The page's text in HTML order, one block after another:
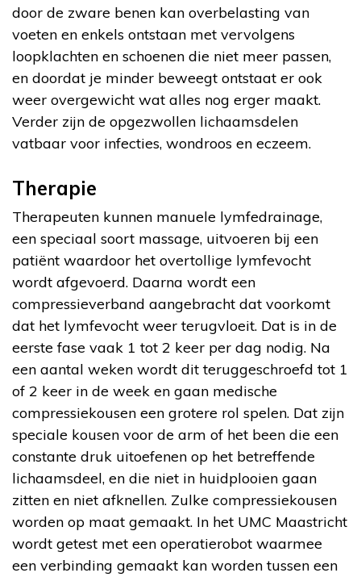
door de zware benen kan overbelasting van
voeten en enkels ontstaan met vervolgens
loopklachten en schoenen die niet meer passen,
en doordat je minder beweegt ontstaat er ook
weer overgewicht wat alles nog erger maakt.
Verder zijn de opgezwollen lichaamsdelen
vatbaar voor infecties, wondroos en eczeem.
Therapie
Therapeuten kunnen manuele lymfedrainage,
een speciaal soort massage, uitvoeren bij een
patiënt waardoor het overtollige lymfevocht
wordt afgevoerd. Daarna wordt een
compressieverband aangebracht dat voorkomt
dat het lymfevocht weer terugvloeit. Dat is in de
eerste fase vaak 1 tot 2 keer per dag nodig. Na
een aantal weken wordt dit teruggeschroefd tot 1
of 2 keer in de week en gaan medische
compressiekousen een grotere rol spelen. Dat zijn
speciale kousen voor de arm of het been die een
constante druk uitoefenen op het betreffende
lichaamsdeel, en die niet in huidplooien gaan
zitten en niet afknellen. Zulke compressiekousen
worden op maat gemaakt. In het UMC Maastricht
wordt getest met een operatierobot waarmee
een verbinding gemaakt kan worden tussen een